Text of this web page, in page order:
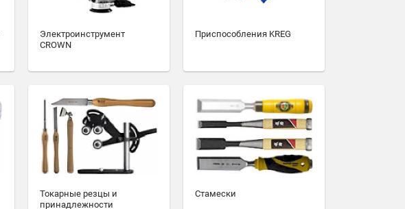
Электроинструмент
CROWN
Приспособления KREG
Токарные резцы и
принадлежности
Стамески